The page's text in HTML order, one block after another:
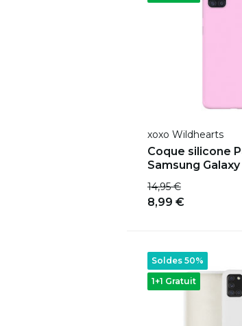
xoxo Wildhearts
Coque silicone
Samsung
14,95 €
8,99 €
1+1 Gratuit
Soldes 50%